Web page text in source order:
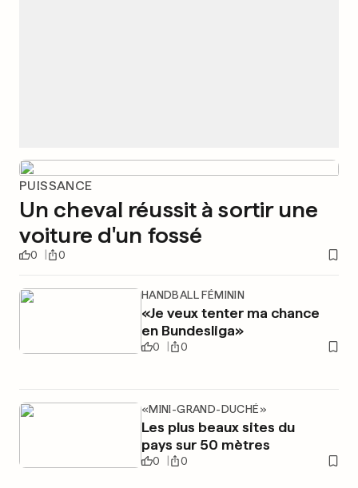
PUISSANCE
Un cheval réussit à sortir une
voiture d'un fossé
0 0
HANDBALL FÉMININ
«Je veux tenter ma chance
en Bundesliga»
0 0
«MINI-GRAND-DUCHÉ»
Les plus beaux sites du
pays sur 50 mètres
0 0